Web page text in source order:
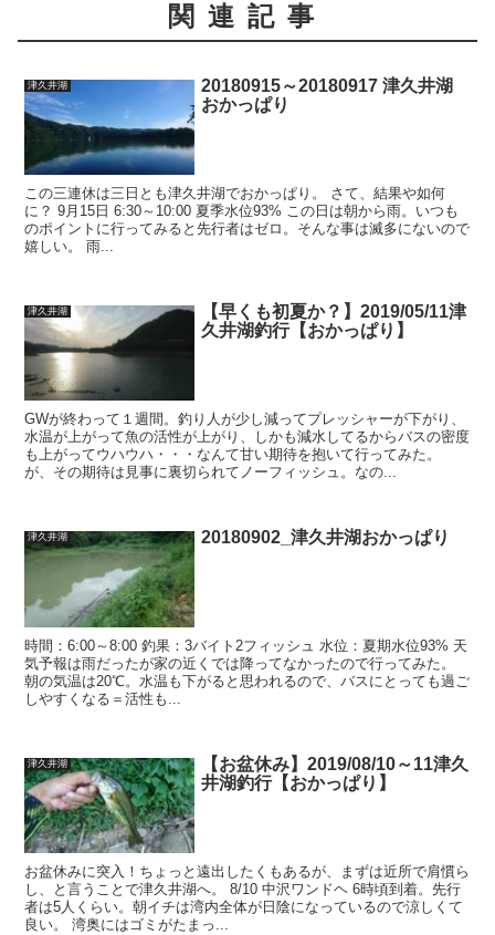
関連記事
津久井湖
20180915～20180917 津久井湖
おかっぱり
この三連休は三日とも津久井湖でおかっぱり。 さて、結果や如何
に？ 9月15日 6:30～10:00 夏季水位93% この日は朝から雨。いつも
のポイントに行ってみると先行者はゼロ。そんな事は滅多にないので
嬉しい。 雨...
津久井湖
【早くも初夏か？】2019/05/11津
久井湖釣行【おかっぱり】
GWが終わって１週間。釣り人が少し減ってプレッシャーが下がり、
水温が上がって魚の活性が上がり、しかも減水してるからバスの密度
も上がってウハウハ・・・なんて甘い期待を抱いて行ってみた。
が、その期待は見事に裏切られてノーフィッシュ。なの...
津久井湖 20180902_津久井湖おかっぱり
時間：6:00～8:00 釣果：3バイト2フィッシュ 水位：夏期水位93% 天
気予報は雨だったが家の近くでは降ってなかったので行ってみた。
朝の気温は20℃。水温も下がると思われるので、バスにとっても過ご
しやすくなる＝活性も...
津久井湖
【お盆休み】2019/08/10～11津久
井湖釣行【おかっぱり】
お盆休みに突入！ちょっと遠出したくもあるが、まずは近所で肩慣ら
し、と言うことで津久井湖へ。 8/10 中沢ワンドヘ 6時頃到着。先行
者は5人くらい。朝イチは湾内全体が日陰になっているので涼しくて
良い。 湾奥にはゴミがたまっ...